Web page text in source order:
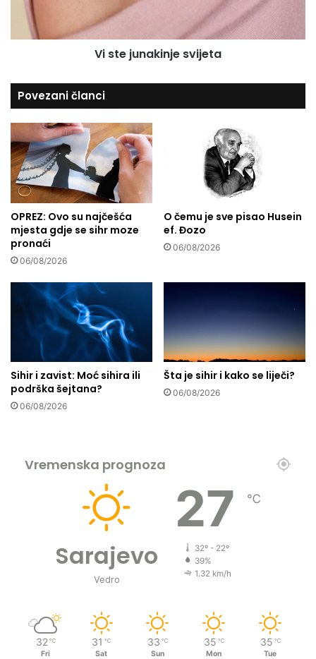
p
o
s
l
a
v
a
o
r
o
d
j
e
d
n
a
n
e
v
i
j
e
t
a
Vi ste junakinje svijeta
Povezani članci
OPREZ: Ovo su najčešća
mjesta gdje se sihr moze
pronaći
06/08/2026
O čemu je sve pisao Husein
ef. Đozo
06/08/2026
Sihir i zavist: Moć sihira ili
podrška šejtana?
06/08/2026
Šta je sihir i kako se liječi?
06/08/2026
Vremenska prognoza
Sarajevo
Vedro
27 ℃
32º - 22º
39%
1.32 km/h
32 ℃
Fri
31 ℃
Sat
33 ℃
Sun
35 ℃
Mon
35 ℃
Tue